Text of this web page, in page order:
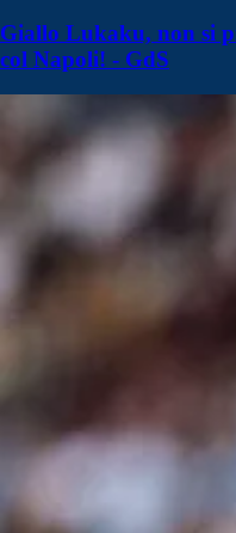
Giallo Lukaku, non si
col Napoli! - GdS